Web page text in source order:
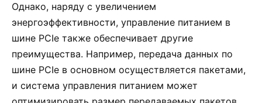
Однако, наряду с увеличением
энергоэффективности, управление питанием в
шине PCIe также обеспечивает другие
преимущества. Например, передача данных по
шине PCIe в основном осуществляется пакетами,
и система управления питанием может